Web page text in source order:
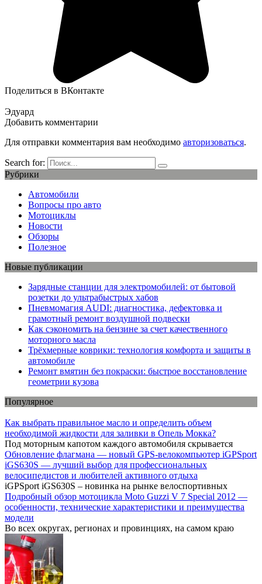
Поделиться в ВКонтакте
Эдуард
Добавить комментарии
Для отправки комментария вам необходимо авторизоваться.
Search for:
Рубрики
Автомобили
Вопросы про авто
Мотоциклы
Новости
Обзоры
Полезное
Новые публикации
Зарядные станции для электромобилей: от бытовой
розетки до ультрабыстрых хабов
Пневмомагия AUDI: диагностика, дефектовка и
грамотный ремонт воздушной подвески
Как сэкономить на бензине за счет качественного
моторного масла
Трёхмерные коврики: технология комфорта и защиты в
автомобиле
Ремонт вмятин без покраски: быстрое восстановление
геометрии кузова
Популярное
Как выбрать правильное масло и определить объем
необходимой жидкости для заливки в Опель Мокка?
Под моторным капотом каждого автомобиля скрывается
Обновление флагмана — новый GPS-велокомпьютер iGPSport
iGS630S — лучший выбор для профессиональных
велосипедистов и любителей активного отдыха
iGPSport iGS630S – новинка на рынке велоспортивных
Подробный обзор мотоцикла Moto Guzzi V 7 Special 2012 —
особенности, технические характеристики и преимущества
модели
Во всех округах, регионах и провинциях, на самом краю